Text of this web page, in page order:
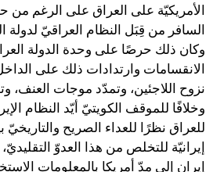
الأمريكيّة على العراق على الرغم من
وكان ذلك حرصًا على وحدة الدولة
الانقسامات وارتدادات ذلك على
نزوح اللاجئين، وتمدّد موجات العنف،
وخلافًا للموقف الكويتيّ أيّد النظام
للعراق نظرًا للعداء الصريح
إيرانيّة للتخلص من هذا العدوّ
إيران إلى مدّ أمريكا بالمعلومات